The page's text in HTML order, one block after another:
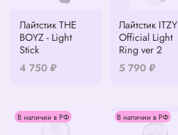
Лайтстик THE
BOYZ - Light
Stick
4 750 ₽
Лайтстик ITZY
Official Light
Ring ver 2
5 790 ₽
В наличии в РФ В наличии в РФ